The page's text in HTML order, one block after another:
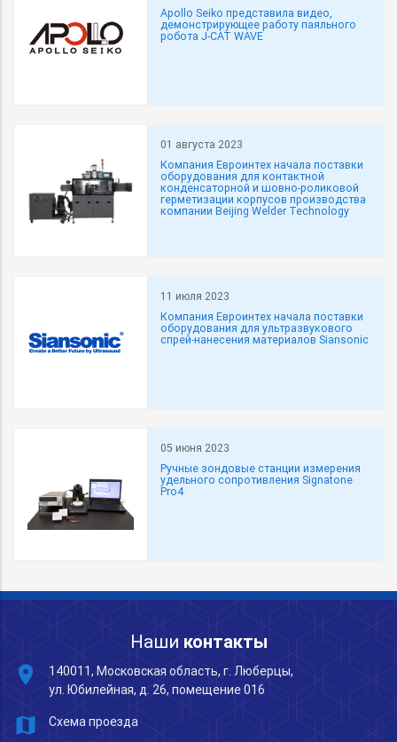
Apollo Seiko представила видео,
демонстрирующее работу паяльного
робота J-CAT WAVE
01 августа 2023
Компания Евроинтех начала поставки
оборудования для контактной
конденсаторной и шовно-роликовой
герметизации корпусов производства
компании Beijing Welder Technology
11 июля 2023
Компания Евроинтех начала поставки
оборудования для ультразвукового
спрей-нанесения материалов Siansonic
05 июня 2023
Ручные зондовые станции измерения
удельного сопротивления Signatone
Pro4
Наши контакты
place
140011, Московская область, г. Люберцы,
ул. Юбилейная, д. 26, помещение 016
map Схема проезда